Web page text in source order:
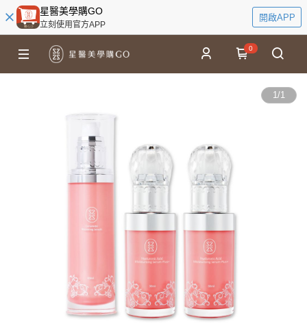
星醫美學購GO
立刻使用官方APP
開啟APP
0
1/1